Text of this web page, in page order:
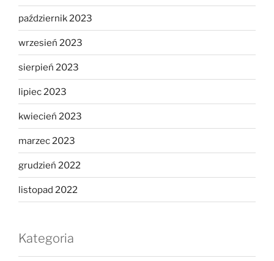
październik 2023
wrzesień 2023
sierpień 2023
lipiec 2023
kwiecień 2023
marzec 2023
grudzień 2022
listopad 2022
Kategoria